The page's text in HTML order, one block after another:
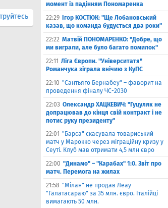
момент із падінням Пономаренка
22:29
Ігор КОСТЮК: "Ще Лобановський
казав, що команда будується два роки"
22:22 Матвій ПОНОМАРЕНКО: "Добре, що
ми виграли, але було багато помилок"
22:11 Ліга Європи. "Університатя"
Романчука зіграла внічию з КуПС
22:10 "Сантьяго Бернабеу" – фаворит на
проведення фіналу ЧС-2030
22:03 Олександр ХАЦКЕВИЧ: "Гуцуляк не
допрацював до кінця свій контракт і не
потис руку президенту"
22:01 "Барса" скасувала товариський
матч у Марокко через міграційну кризу у
Сеуті. Клуб мав отримати 4,5 млн євро
22:00 "Динамо" – "Карабах" 1:0. Звіт про
матч. Перемога на жилах
21:58 "Мілан" не продав Леау
"Галатасараю" за 35 млн. євро. Італійці
вимагають 50 млн.